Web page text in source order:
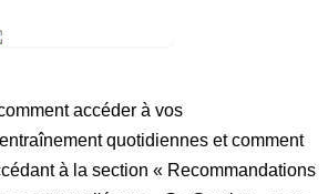
accéder à vos
quotidiennes et comment
à la section « Recommandations